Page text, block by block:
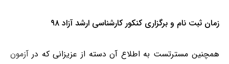
زمان ثبت نام و برگزاری کنکور کارشناسی ارشد آزاد ۹۸
همچنین مسترتست به اطلاع آن دسته از عزیزانی که درآزمون